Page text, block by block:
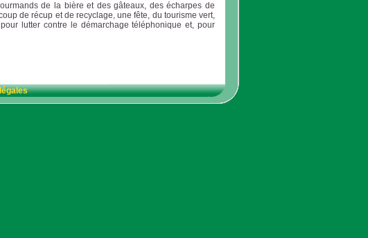
de la bière et des gâteaux, des écharpes de
de récup et de recyclage, une fête, du tourisme vert,
lutter contre le démarchage téléphonique et, pour